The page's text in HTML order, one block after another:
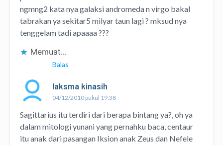
ngmng2 kata nya galaksi andromeda n virgo bakal
tabrakan ya sekitar5 milyar taun lagi ? mksud nya
tenggelam tadi apaaaa ???
Memuat...
Balas
laksma kinasih
04/12/2010 pukul 19:38
Sagittarius itu terdiri dari berapa bintang ya?, oh ya
dalam mitologi yunani yang pernahku baca, centaur
itu anak dari pasangan Iksion anak Zeus dan Nefele